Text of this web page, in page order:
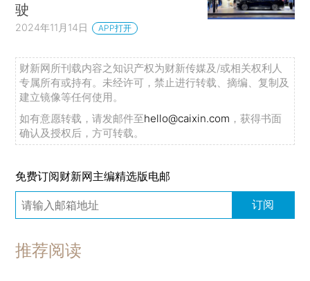
驶
2024年11月14日 APP打开
财新网所刊载内容之知识产权为财新传媒及/或相关权利人
专属所有或持有。未经许可，禁止进行转载、摘编、复制及
建立镜像等任何使用。
如有意愿转载，请发邮件至hello@caixin.com ，获得书面
确认及授权后，方可转载。
免费订阅财新网主编精选版电邮
订阅
推荐阅读